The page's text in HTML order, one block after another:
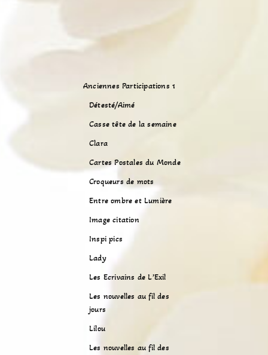
Anciennes Participations 1
Détesté/Aimé
Casse tête de la semaine
Clara
Cartes Postales du Monde
Croqueurs de mots
Entre ombre et Lumière
Image citation
Inspi pics
Lady
Les Ecrivains de L’Exil
Les nouvelles au fil des
jours
Lilou
Les nouvelles au fil des